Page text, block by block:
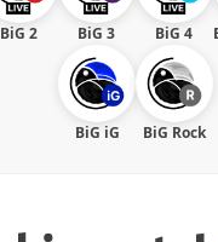
BiG 2 BiG 3 BiG 4
BiG iG BiG Rock